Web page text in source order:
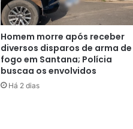
Homem morre após receber
diversos disparos de arma de
fogo em Santana; Polícia
buscaa os envolvidos
Há 2 dias